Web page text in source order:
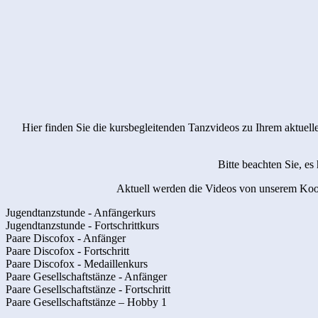
Hier finden Sie die kursbegleitenden Tanzvideos zu Ihrem
Bitte beachten Sie,
Aktuell werden die Videos von unserem
Jugendtanzstunde - Anfängerkurs
Jugendtanzstunde - Fortschrittkurs
Paare Discofox - Anfänger
Paare Discofox - Fortschritt
Paare Discofox - Medaillenkurs
Paare Gesellschaftstänze - Anfänger
Paare Gesellschaftstänze - Fortschritt
Paare Gesellschaftstänze – Hobby 1